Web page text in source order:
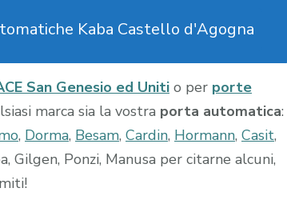
Kaba Castello d'Agogna
San Genesio ed Uniti o per porte
marca sia la vostra porta automatica:
, Dorma, Besam, Cardin, Hormann, Casit,
Gilgen, Ponzi, Manusa per citarne alcuni,